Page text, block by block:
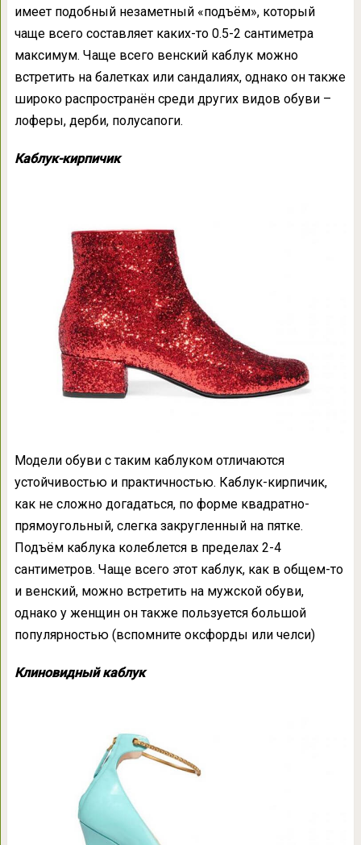
имеет подобный незаметный «подъём», который
чаще всего составляет каких-то 0.5-2 сантиметра
максимум. Чаще всего венский каблук можно
встретить на балетках или сандалиях, однако он также
широко распространён среди других видов обуви –
лоферы, дерби, полусапоги.
Каблук-кирпичик
Модели обуви с таким каблуком отличаются
устойчивостью и практичностью. Каблук-кирпичик,
как не сложно догадаться, по форме квадратно-
прямоугольный, слегка закругленный на пятке.
Подъём каблука колеблется в пределах 2-4
сантиметров. Чаще всего этот каблук, как в общем-то
и венский, можно встретить на мужской обуви,
однако у женщин он также пользуется большой
популярностью (вспомните оксфорды или челси)
Клиновидный каблук